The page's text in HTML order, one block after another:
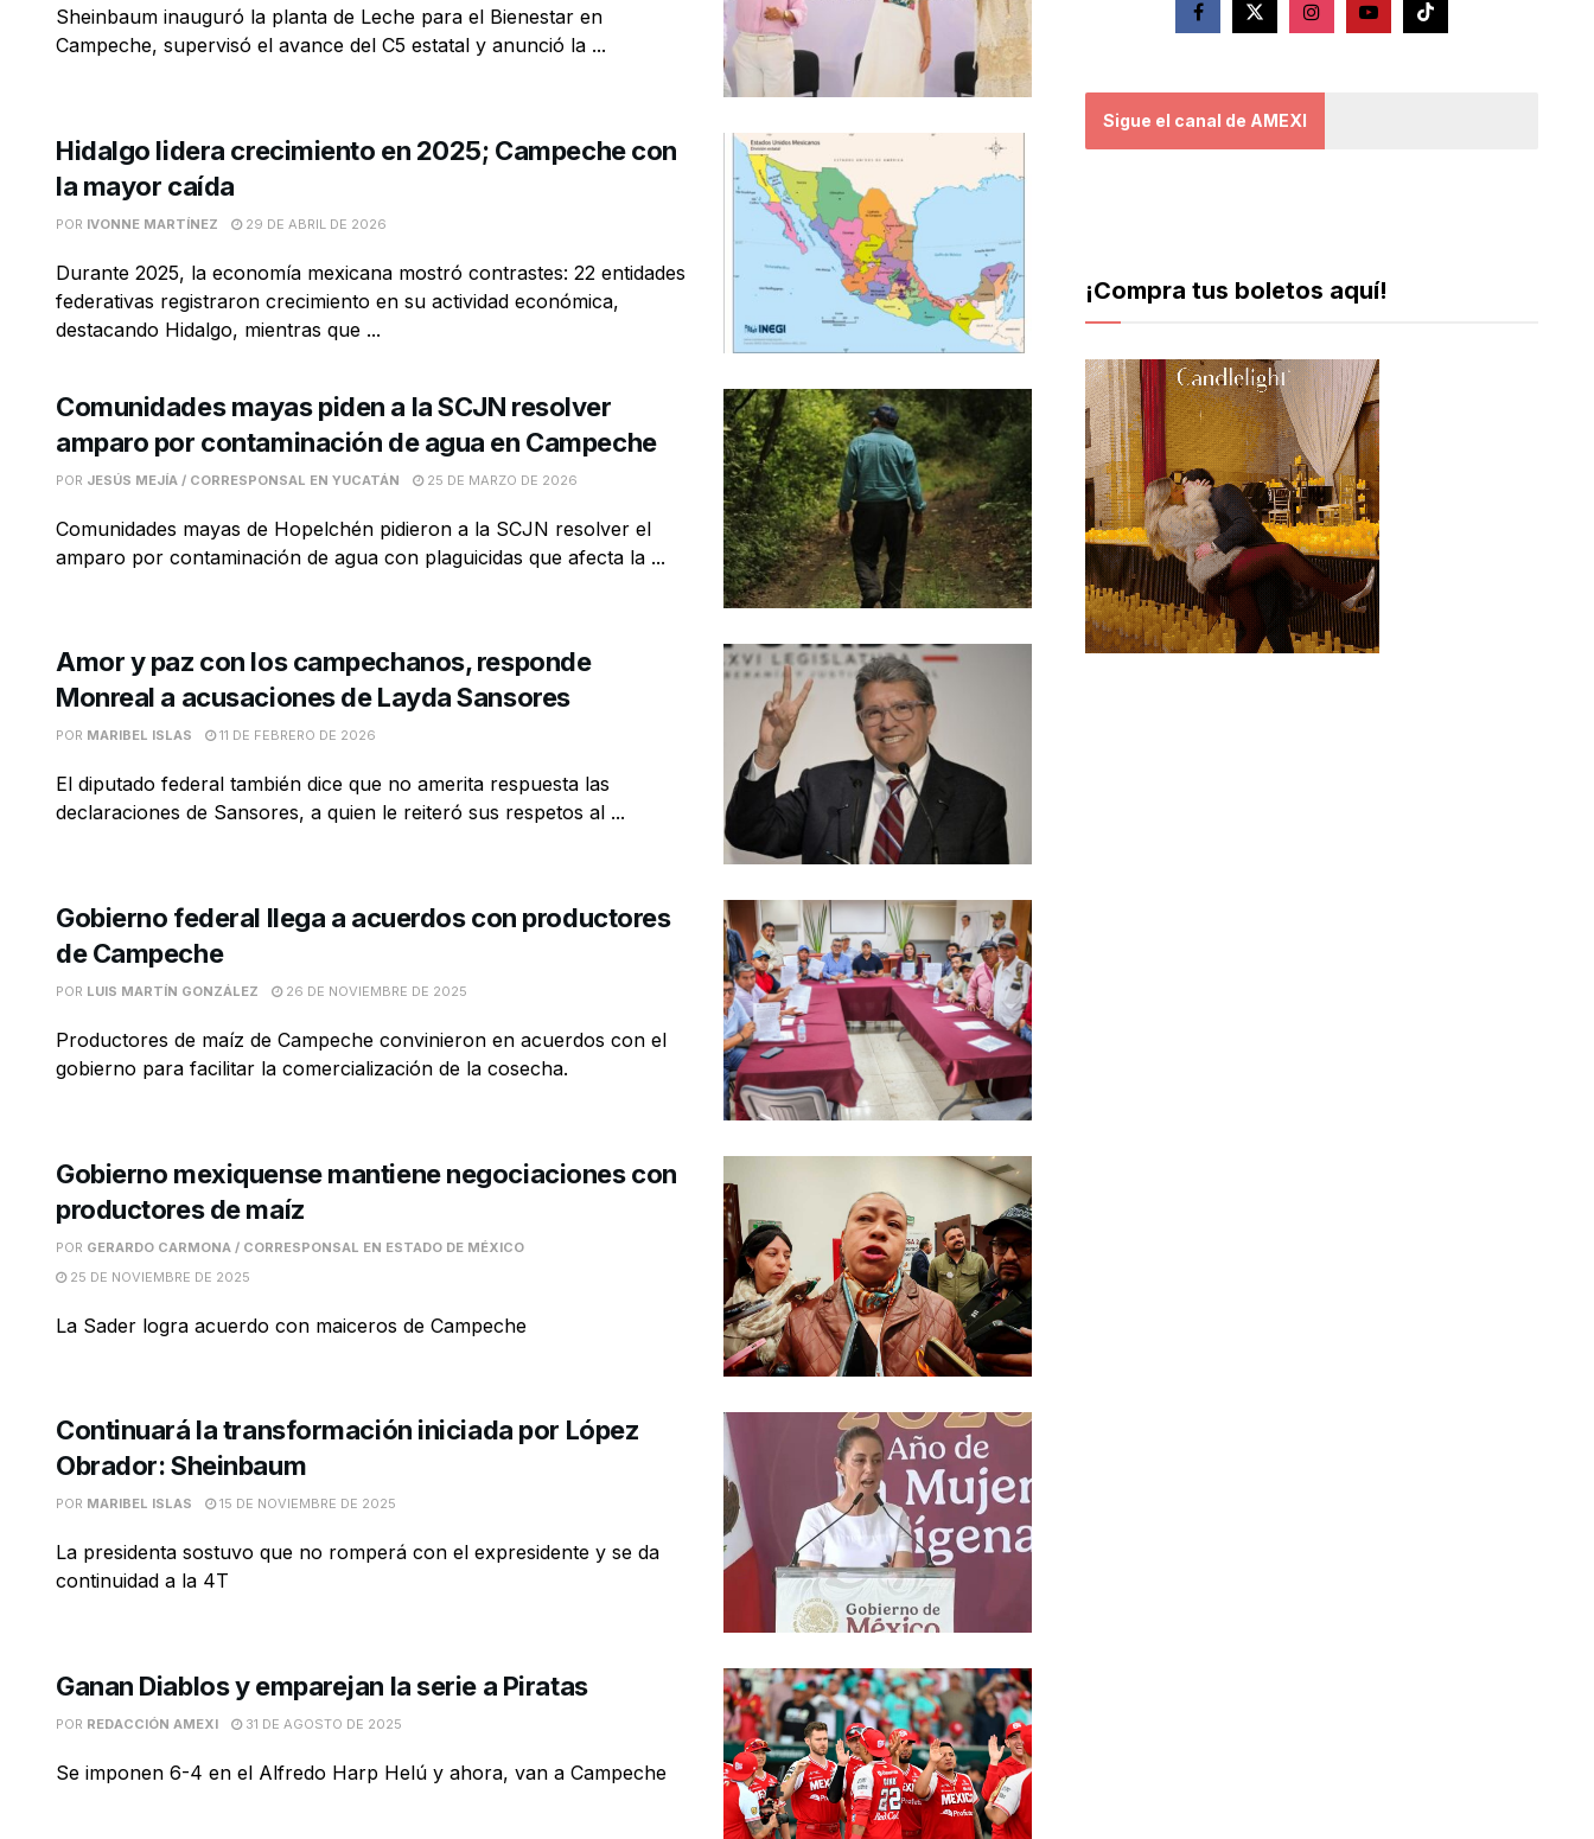
Sheinbaum inauguró la planta de Leche para el Bienestar en
Campeche, supervisó el avance del C5 estatal y anunció la ...
Hidalgo lidera crecimiento en 2025; Campeche con
la mayor caída
POR IVONNE MARTÍNEZ 29 DE ABRIL DE 2026
Durante 2025, la economía mexicana mostró contrastes: 22 entidades
federativas registraron crecimiento en su actividad económica,
destacando Hidalgo, mientras que ...
Comunidades mayas piden a la SCJN resolver
amparo por contaminación de agua en Campeche
POR JESÚS MEJÍA / CORRESPONSAL EN YUCATÁN 25 DE MARZO DE 2026
Comunidades mayas de Hopelchén pidieron a la SCJN resolver el
amparo por contaminación de agua con plaguicidas que afecta la ...
Amor y paz con los campechanos, responde
Monreal a acusaciones de Layda Sansores
POR MARIBEL ISLAS 11 DE FEBRERO DE 2026
El diputado federal también dice que no amerita respuesta las
declaraciones de Sansores, a quien le reiteró sus respetos al ...
Gobierno federal llega a acuerdos con productores
de Campeche
POR LUIS MARTÍN GONZÁLEZ 26 DE NOVIEMBRE DE 2025
Productores de maíz de Campeche convinieron en acuerdos con el
gobierno para facilitar la comercialización de la cosecha.
Gobierno mexiquense mantiene negociaciones con
productores de maíz
POR GERARDO CARMONA / CORRESPONSAL EN ESTADO DE MÉXICO
25 DE NOVIEMBRE DE 2025
La Sader logra acuerdo con maiceros de Campeche
Continuará la transformación iniciada por López
Obrador: Sheinbaum
POR MARIBEL ISLAS 15 DE NOVIEMBRE DE 2025
La presidenta sostuvo que no romperá con el expresidente y se da
continuidad a la 4T
Ganan Diablos y emparejan la serie a Piratas
POR REDACCIÓN AMEXI 31 DE AGOSTO DE 2025
Se imponen 6-4 en el Alfredo Harp Helú y ahora, van a Campeche
Sigue el canal de AMEXI
¡Compra tus boletos aquí!